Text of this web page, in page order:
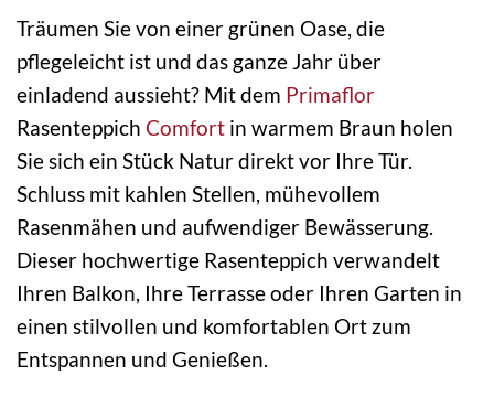
Träumen Sie von einer grünen Oase, die
pflegeleicht ist und das ganze Jahr über
einladend aussieht? Mit dem Primaflor
Rasenteppich Comfort in warmem Braun holen
Sie sich ein Stück Natur direkt vor Ihre Tür.
Schluss mit kahlen Stellen, mühevollem
Rasenmähen und aufwendiger Bewässerung.
Dieser hochwertige Rasenteppich verwandelt
Ihren Balkon, Ihre Terrasse oder Ihren Garten in
einen stilvollen und komfortablen Ort zum
Entspannen und Genießen.